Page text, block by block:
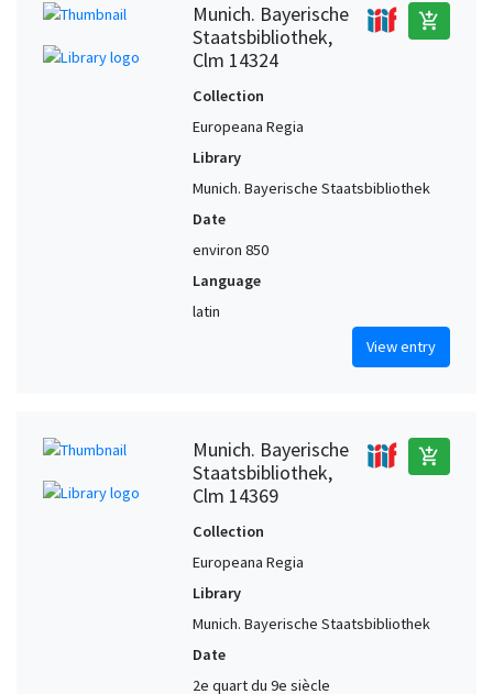
Munich. Bayerische
Staatsbibliothek,
Clm 14324
add_shopping_cart
Collection
Europeana Regia
Library
Munich. Bayerische Staatsbibliothek
Date
environ 850
Language
latin
View entry
Munich. Bayerische
Staatsbibliothek,
Clm 14369
add_shopping_cart
Collection
Europeana Regia
Library
Munich. Bayerische Staatsbibliothek
Date
2e quart du 9e siècle